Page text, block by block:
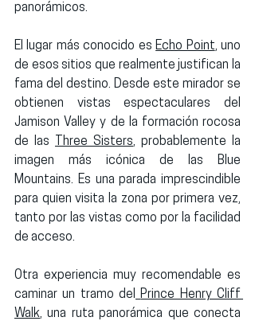
panorámicos.
El lugar más conocido es Echo Point, uno
de esos sitios que realmente justifican la
fama del destino. Desde este mirador se
Jamison Valley y de la formación rocosa
de las
Three Sisters, probablemente la
imagen más icónica de las Blue
Mountains. Es una parada imprescindible
para quien visita la zona por primera vez,
tanto por las vistas como por la facilidad
de acceso.
Otra experiencia muy recomendable es
caminar un tramo del
Prince Henry Cliff
Walk, una ruta panorámica que conecta